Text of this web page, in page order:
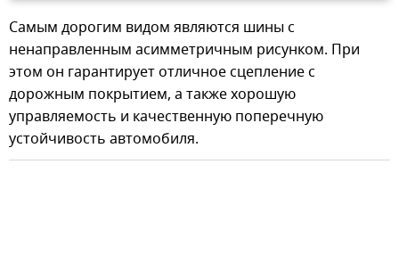
Самым дорогим видом являются шины с
ненаправленным асимметричным рисунком. При
этом он гарантирует отличное сцепление с
дорожным покрытием, а также хорошую
управляемость и качественную поперечную
устойчивость автомобиля.